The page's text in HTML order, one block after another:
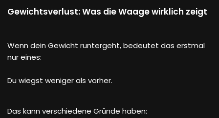
Gewichtsverlust: Was die Waage wirklich zeigt
Wenn dein Gewicht runtergeht, bedeutet das erstmal
nur eines:
Du wiegst weniger als vorher.
Das kann verschiedene Gründe haben: